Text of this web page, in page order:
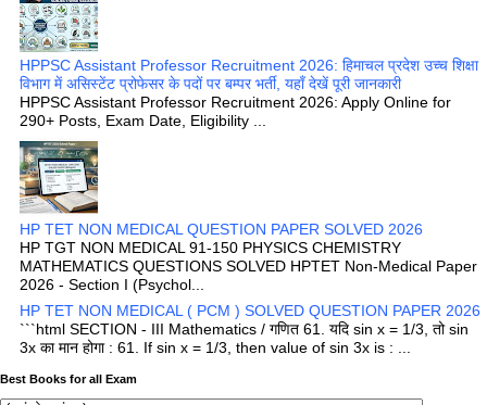
HPPSC Assistant Professor Recruitment 2026: हिमाचल प्रदेश उच्च शिक्षा
विभाग में असिस्टेंट प्रोफेसर के पदों पर बम्पर भर्ती, यहाँ देखें पूरी जानकारी
HPPSC Assistant Professor Recruitment 2026: Apply Online for
290+ Posts, Exam Date, Eligibility ...
HP TET NON MEDICAL QUESTION PAPER SOLVED 2026
HP TGT NON MEDICAL 91-150 PHYSICS CHEMISTRY
MATHEMATICS QUESTIONS SOLVED HPTET Non-Medical Paper
2026 - Section I (Psychol...
HP TET NON MEDICAL ( PCM ) SOLVED QUESTION PAPER 2026
```html SECTION - III Mathematics / गणित 61. यदि sin x = 1/3, तो sin
3x का मान होगा : 61. If sin x = 1/3, then value of sin 3x is : ...
Best Books for all Exam